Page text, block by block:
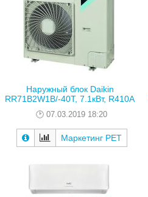
Наружный блок Daikin
RR71B2W1B/-40T, 7.1кВт, R410A
07.03.2019 18:20
Маркетинг РЕТ